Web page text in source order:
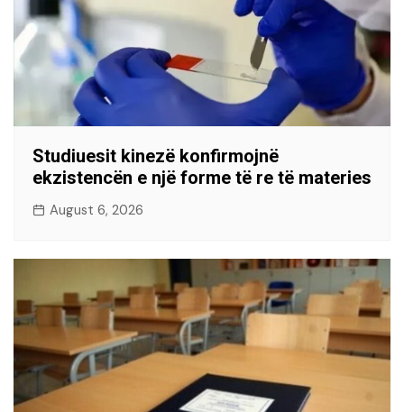
Studiuesit kinezë konfirmojnë
ekzistencën e një forme të re të materies
August 6, 2026